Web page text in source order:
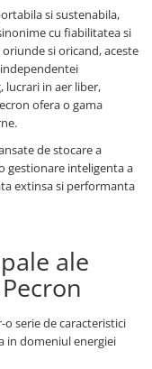
si sustenabila,
cu fiabilitatea si
si oricand, aceste
lucrari in aer liber,
ofera o gama
de stocare a
gestionare inteligenta a
extinsa si performanta
ale
serie de caracteristici
in domeniul energiei